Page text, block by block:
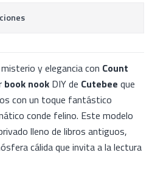
y elegancia con Count
book nook DIY de Cutebee que
con un toque fantástico
conde felino. Este modelo
lleno de libros antiguos,
cálida que invita a la lectura